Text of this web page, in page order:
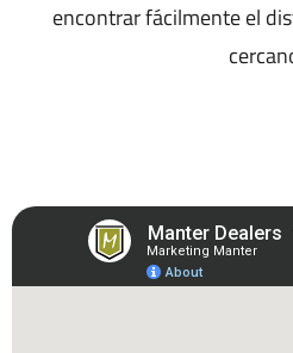
encontrar fácilmente el